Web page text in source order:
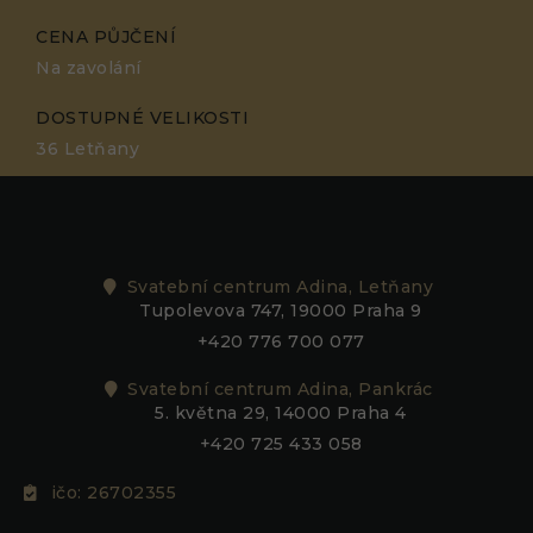
CENA PŮJČENÍ
Na zavolání
DOSTUPNÉ VELIKOSTI
36 Letňany
Svatební centrum Adina, Letňany
Tupolevova 747, 19000 Praha 9
+420 776 700 077
Svatební centrum Adina, Pankrác
5. května 29, 14000 Praha 4
+420 725 433 058
ičo: 26702355